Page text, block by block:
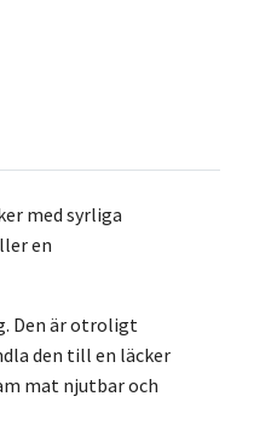
med syrliga
en
Den är otroligt
den till en läcker
mat njutbar och